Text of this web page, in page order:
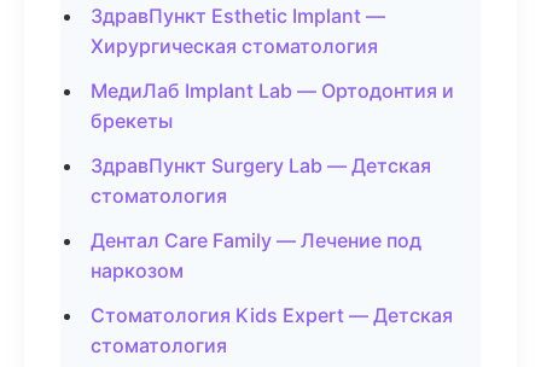
ЗдравПункт Esthetic Implant —
Хирургическая стоматология
МедиЛаб Implant Lab — Ортодонтия и
брекеты
ЗдравПункт Surgery Lab — Детская
стоматология
Дентал Care Family — Лечение под
наркозом
Стоматология Kids Expert — Детская
стоматология